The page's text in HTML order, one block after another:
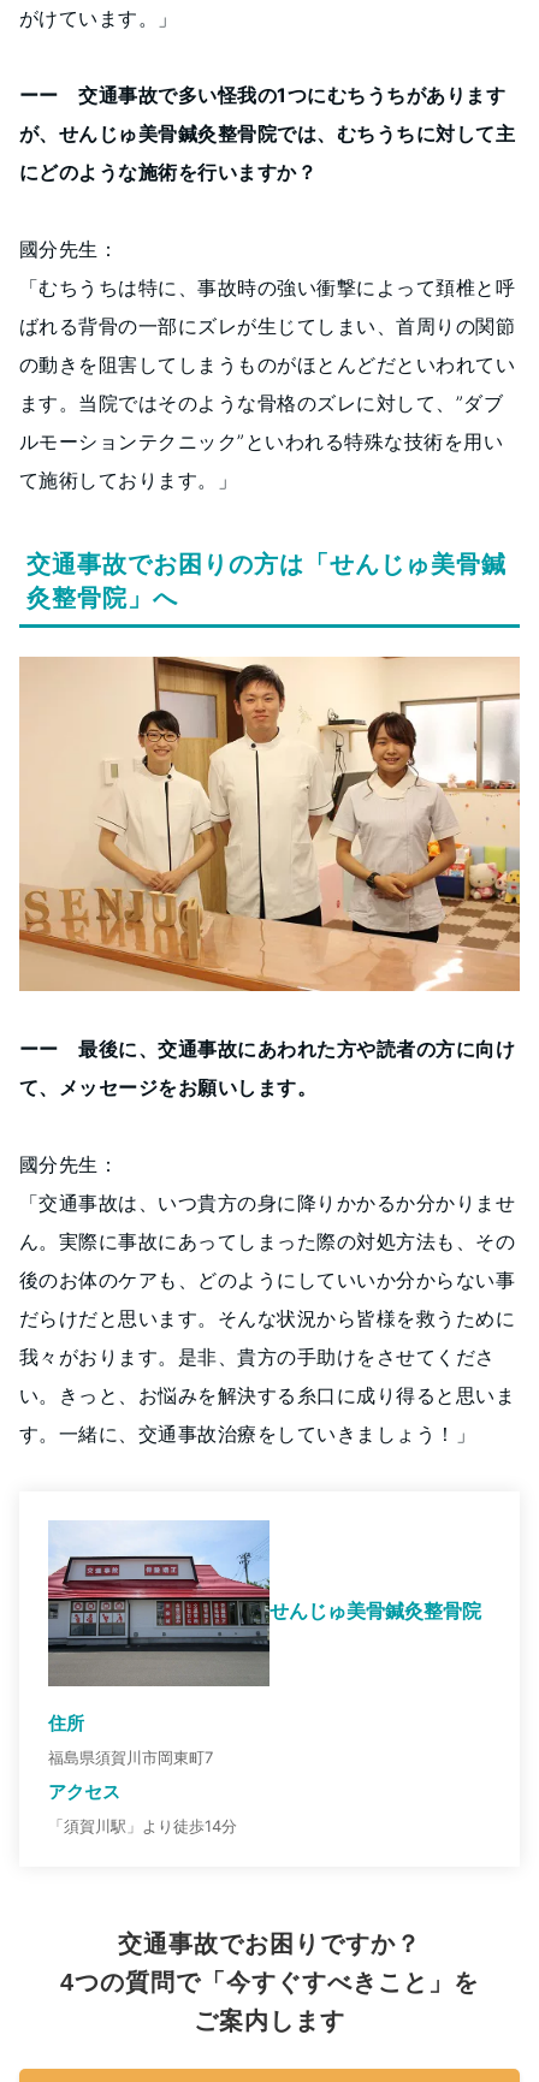
がけています。」
ーー 交通事故で多い怪我の1つにむちうちがあります
が、せんじゅ美骨鍼灸整骨院では、むちうちに対して主
にどのような施術を行いますか？
國分先生：
「むちうちは特に、事故時の強い衝撃によって頚椎と呼
ばれる背骨の一部にズレが生じてしまい、首周りの関節
の動きを阻害してしまうものがほとんどだといわれてい
ます。当院ではそのような骨格のズレに対して、”ダブ
ルモーションテクニック”といわれる特殊な技術を用い
て施術しております。」
交通事故でお困りの方は「せんじゅ美骨鍼
灸整骨院」へ
ーー 最後に、交通事故にあわれた方や読者の方に向け
て、メッセージをお願いします。
國分先生：
「交通事故は、いつ貴方の身に降りかかるか分かりませ
ん。実際に事故にあってしまった際の対処方法も、その
後のお体のケアも、どのようにしていいか分からない事
だらけだと思います。そんな状況から皆様を救うために
我々がおります。是非、貴方の手助けをさせてくださ
い。きっと、お悩みを解決する糸口に成り得ると思いま
す。一緒に、交通事故治療をしていきましょう！」
せんじゅ美骨鍼灸整骨院
住所
福島県須賀川市岡東町7
アクセス
「須賀川駅」より徒歩14分
交通事故でお困りですか？
4つの質問で「今すぐすべきこと」を
ご案内します